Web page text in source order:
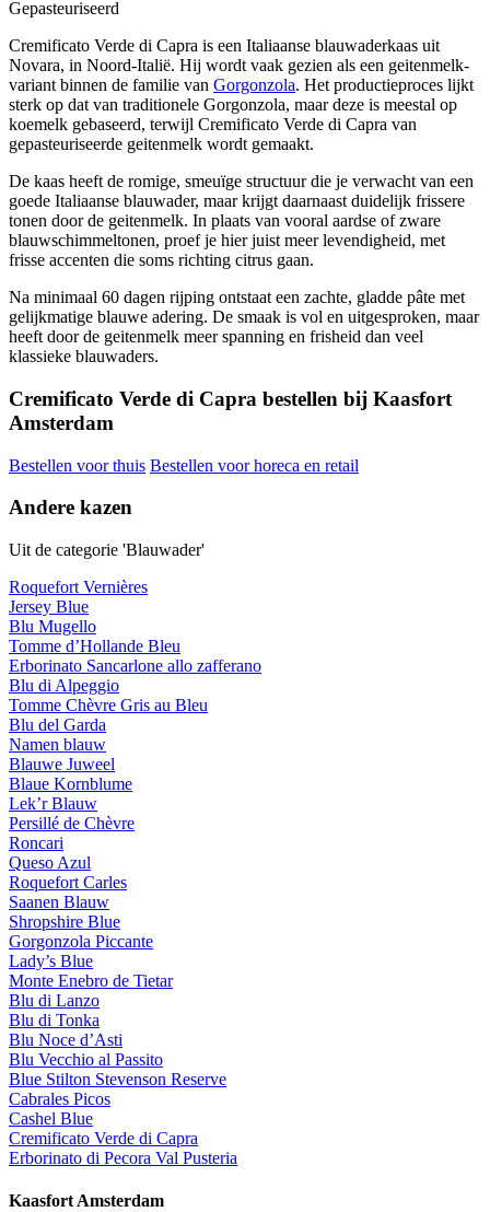
Gepasteuriseerd
Cremificato Verde di Capra is een Italiaanse blauwaderkaas uit
Novara, in Noord-Italië. Hij wordt vaak gezien als een geitenmelk-
variant binnen de familie van Gorgonzola. Het productieproces lijkt
sterk op dat van traditionele Gorgonzola, maar deze is meestal op
koemelk gebaseerd, terwijl Cremificato Verde di Capra van
gepasteuriseerde geitenmelk wordt gemaakt.
De kaas heeft de romige, smeuïge structuur die je verwacht van een
goede Italiaanse blauwader, maar krijgt daarnaast duidelijk frissere
tonen door de geitenmelk. In plaats van vooral aardse of zware
blauwschimmeltonen, proef je hier juist meer levendigheid, met
frisse accenten die soms richting citrus gaan.
Na minimaal 60 dagen rijping ontstaat een zachte, gladde pâte met
gelijkmatige blauwe adering. De smaak is vol en uitgesproken, maar
heeft door de geitenmelk meer spanning en frisheid dan veel
klassieke blauwaders.
Cremificato Verde di Capra bestellen bij Kaasfort
Amsterdam
Bestellen voor thuis Bestellen voor horeca en retail
Andere kazen
Uit de categorie 'Blauwader'
Roquefort Vernières
Jersey Blue
Blu Mugello
Tomme d’Hollande Bleu
Erborinato Sancarlone allo zafferano
Blu di Alpeggio
Tomme Chèvre Gris au Bleu
Blu del Garda
Namen blauw
Blauwe Juweel
Blaue Kornblume
Lek’r Blauw
Persillé de Chèvre
Roncari
Queso Azul
Roquefort Carles
Saanen Blauw
Shropshire Blue
Gorgonzola Piccante
Lady’s Blue
Monte Enebro de Tietar
Blu di Lanzo
Blu di Tonka
Blu Noce d’Asti
Blu Vecchio al Passito
Blue Stilton Stevenson Reserve
Cabrales Picos
Cashel Blue
Cremificato Verde di Capra
Erborinato di Pecora Val Pusteria
Kaasfort Amsterdam